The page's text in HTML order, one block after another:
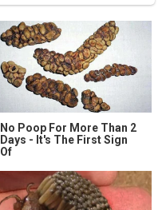
No Poop For More Than 2
Days - It's The First Sign
Of